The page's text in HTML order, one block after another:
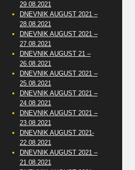
29.08.2021
DNEVNIK AUGUST 2021 –
28.08.2021
DNEVNIK AUGUST 2021 –
27.08.2021
DNEVNIK AUGUST 21 –
26.08.2021
DNEVNIK AUGUST 2021 –
25.08.2021
DNEVNIK AUGUST 2021 –
24.08.2021
DNEVNIK AUGUST 2021 –
23.08.2021
DNEVNIK AUGUST 2021-
22.08.2021
DNEVNIK AUGUST 2021 –
21.08.2021